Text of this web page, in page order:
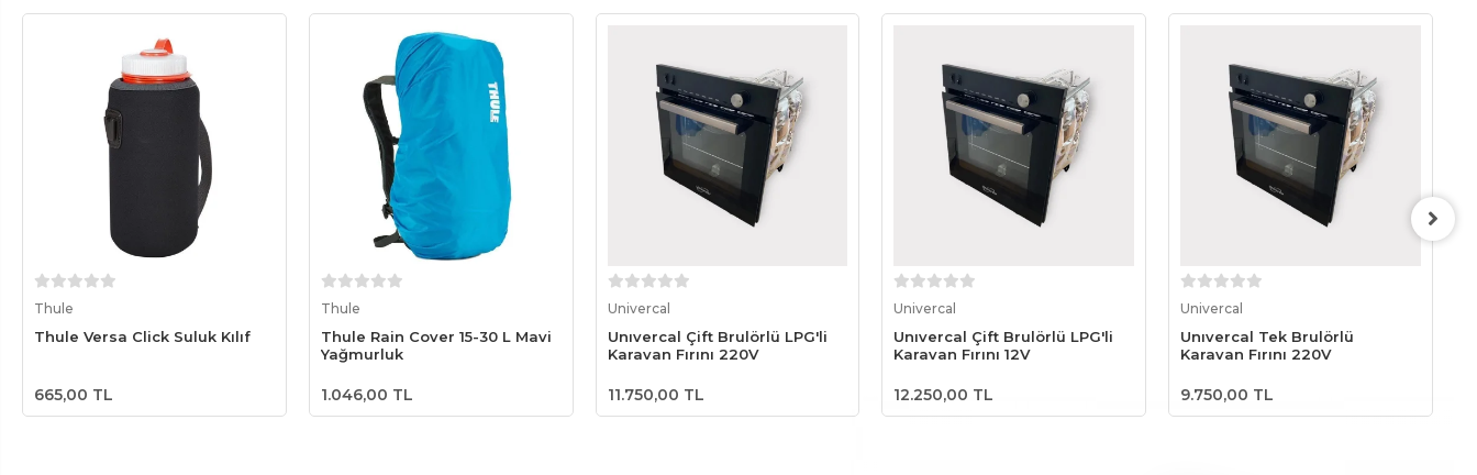
Thule
Thule Versa Click Suluk Kılıf
665,00 TL
Thule
Thule Rain Cover 15-30 L Mavi
Yağmurluk
1.046,00 TL
Univercal
Unıvercal Çift Brulörlü LPG'li
Karavan Fırını 220V
11.750,00 TL
Univercal
Unıvercal Çift Brulörlü LPG'li
Karavan Fırını 12V
12.250,00 TL
Univercal
Unıvercal Tek Brulörlü
Karavan Fırını 220V
9.750,00 TL